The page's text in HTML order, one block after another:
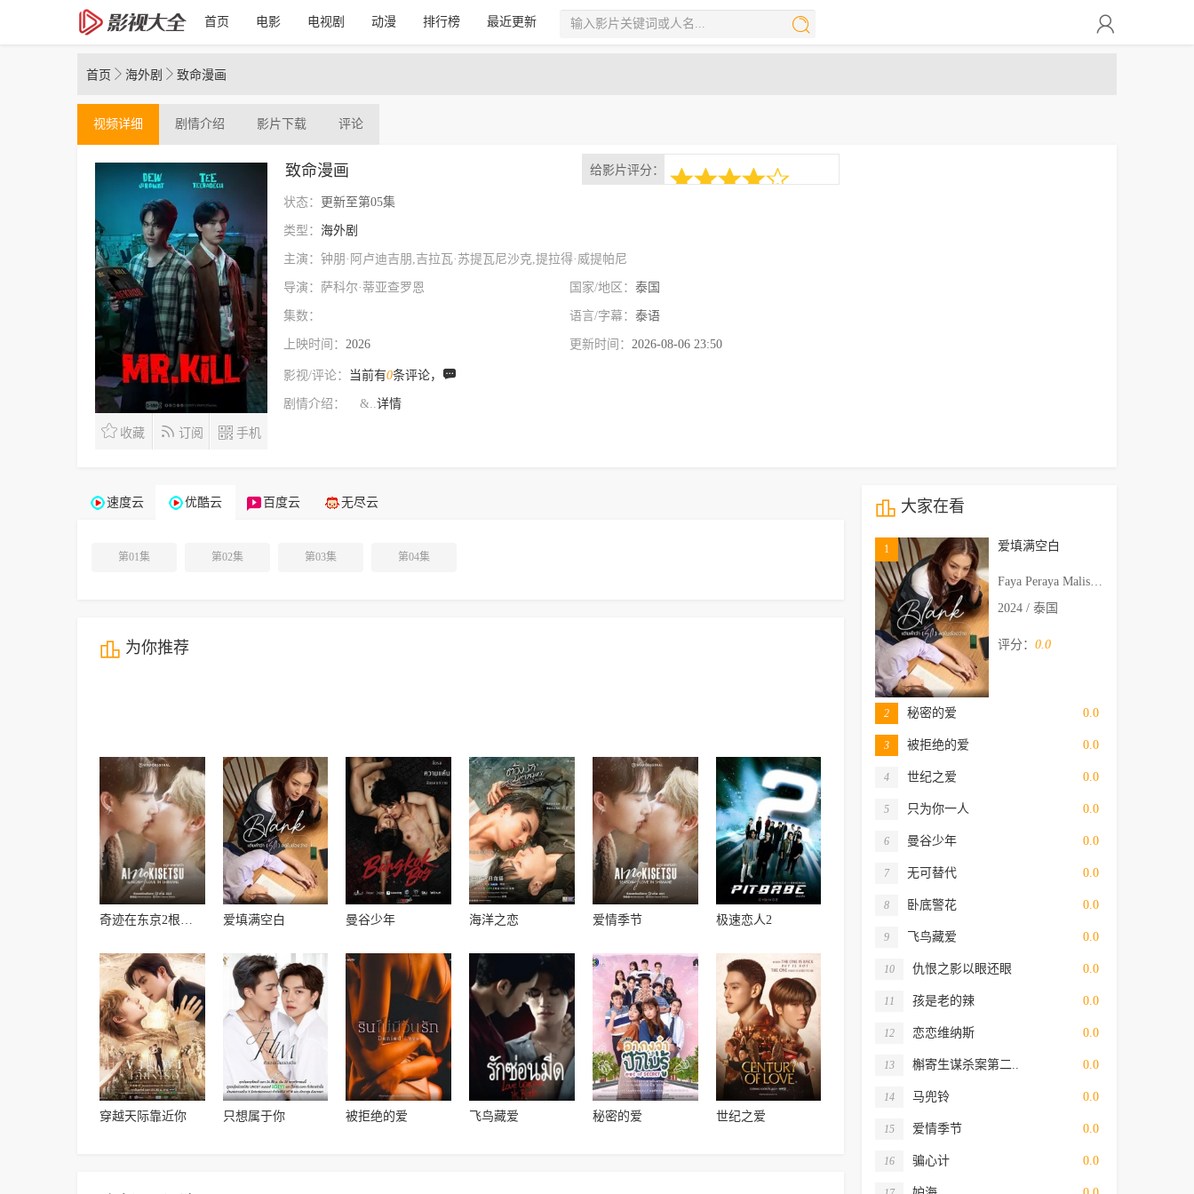
首页 电影 电视剧 动漫 排行榜 最近更新
首页 海外剧 致命漫画
视频详细 剧情介绍 影片下载 评论
收藏 订阅 手机
给影片评分：
致命漫画
状态： 更新至第05集
类型：海外剧
主演：钟朋·阿卢迪吉朋,吉拉瓦·苏提瓦尼沙克,提拉得·威提帕尼
导演：萨科尔·蒂亚查罗恩 国家/地区： 泰国
集数： 语言/字幕： 泰语
上映时间：2026 更新时间： 2026-08-06 23:50
影视/评论： 当前有0条评论，
剧情介绍： &..详情
速度云 优酷云 百度云 无尽云
第01集 第02集 第03集 第04集
为你推荐
奇迹在东京2根岛恋爱季节 爱填满空白 曼谷少年 海洋之恋 爱情季节 极速恋人2
穿越天际靠近你 只想属于你 被拒绝的爱 飞鸟藏爱 秘密的爱 世纪之爱
大家在看
1 爱填满空白
2024 / 泰国
评分：0.0
2 秘密的爱 0.0
3 被拒绝的爱 0.0
4 世纪之爱 0.0
5 只为你一人 0.0
6 曼谷少年 0.0
7 无可替代 0.0
8 卧底警花 0.0
9 飞鸟藏爱 0.0
10 仇恨之影以眼还眼 0.0
11 孩是老的辣 0.0
12 恋恋维纳斯 0.0
13 槲寄生谋杀案第二.. 0.0
14 马兜铃 0.0
15 爱情季节 0.0
16 骗心计 0.0